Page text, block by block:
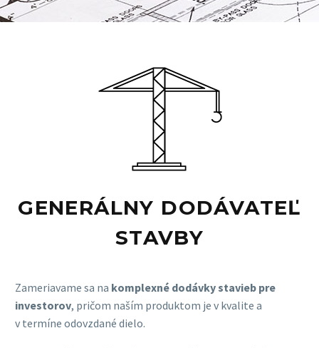
GENERÁLNY DODÁVATEĽ
STAVBY
Zameriavame sa na komplexné dodávky stavieb pre
investorov, pričom naším produktom je v kvalite a
v termíne odovzdané dielo.